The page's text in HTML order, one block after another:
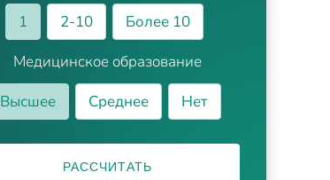
1
2-10
Более 10
Медицинское образование
Высшее
Среднее Нет
РАССЧИТАТЬ